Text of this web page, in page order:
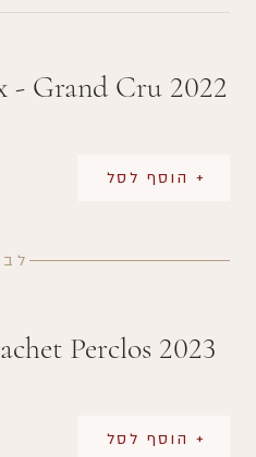
- Grand Cru 2022
+ הוסף לסל
Perclos 2023
+ הוסף לסל